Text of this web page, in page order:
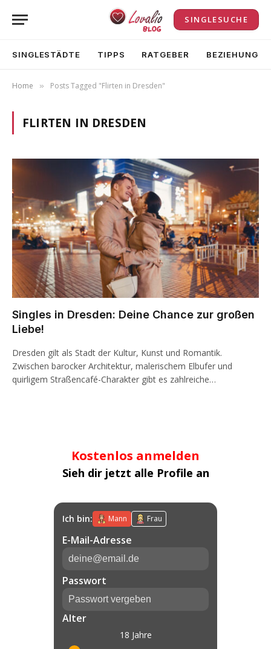
SINGLESUCHE
SINGLESTÄDTE TIPPS RATGEBER BEZIEHUNG
Home » Posts Tagged "Flirten in Dresden"
FLIRTEN IN DRESDEN
Singles in Dresden: Deine Chance zur großen
Liebe!
Dresden gilt als Stadt der Kultur, Kunst und Romantik.
Zwischen barocker Architektur, malerischem Elbufer und
quirligem Straßencafé-Charakter gibt es zahlreiche…
Kostenlos anmelden
Sieh dir jetzt alle Profile an